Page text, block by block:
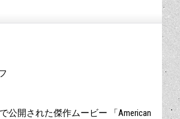
公開された傑作ムービー 「American